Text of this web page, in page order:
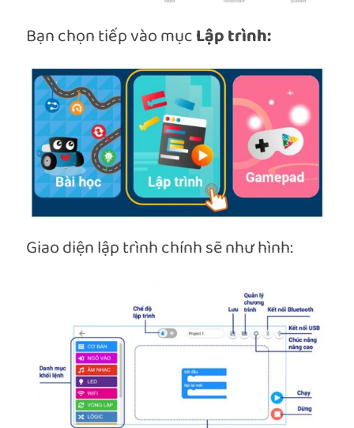
Bạn chọn tiếp vào mụcLập trình:
Giao diện lập trình chính sẽ như hình: